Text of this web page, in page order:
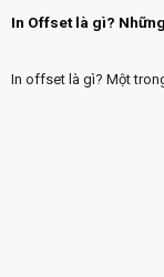
In Offset là gì?
In offset là gì? Một